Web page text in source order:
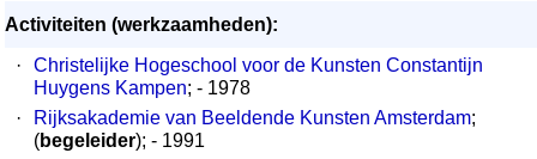
Activiteiten (werkzaamheden):
·
Christelijke Hogeschool voor de Kunsten Constantijn
Huygens Kampen; - 1978
·
Rijksakademie van Beeldende Kunsten Amsterdam;
(begeleider); - 1991